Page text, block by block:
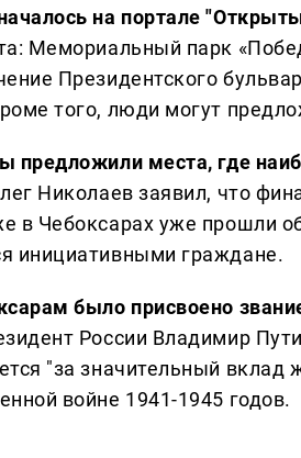
на портале
Мемориальный парк
Президентского
того, люди могут
предложили места, где
Николаев заявил, что
в Чебоксарах уже прошли
инициативными граждане.
было присвоено
России Владимир
"за значительный
войне 1941-1945 годов.